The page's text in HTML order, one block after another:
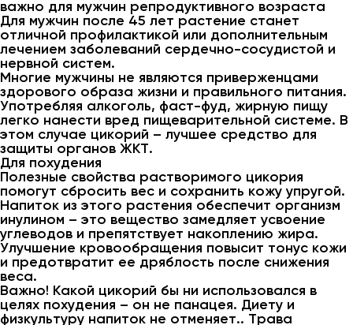
важно для мужчин репродуктивного возраста
Для мужчин после 45 лет растение станет
отличной профилактикой или дополнительным
лечением заболеваний сердечно-сосудистой и
нервной систем.
Многие мужчины не являются приверженцами
здорового образа жизни и правильного питания.
Употребляя алкоголь, фаст-фуд, жирную пищу
легко нанести вред пищеварительной системе. В
этом случае цикорий – лучшее средство для
защиты органов ЖКТ.
Для похудения
Полезные свойства растворимого цикория
помогут сбросить вес и сохранить кожу упругой.
Напиток из этого растения обеспечит организм
инулином – это вещество замедляет усвоение
углеводов и препятствует накоплению жира.
Улучшение кровообращения повысит тонус кожи
и предотвратит ее дряблость после снижения
веса.
Важно! Какой цикорий бы ни использовался в
целях похудения – он не панацея. Диету и
физкультуру напиток не отменяет.. Трава